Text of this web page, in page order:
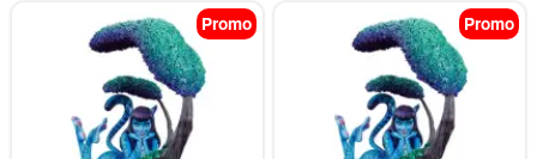
Promo Promo